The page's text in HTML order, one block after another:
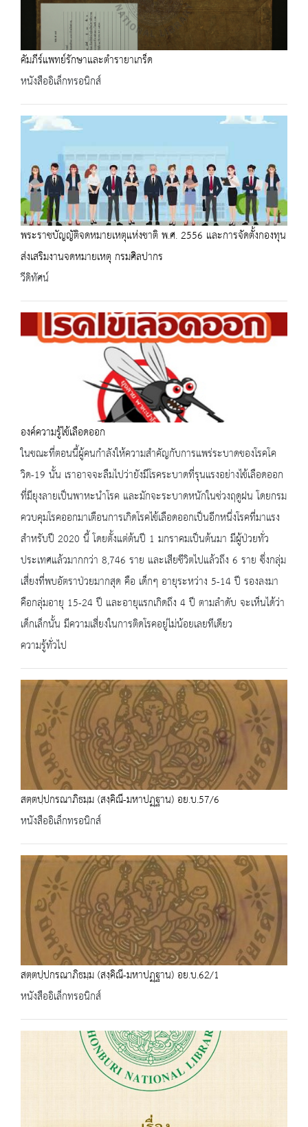
คัมภีร์แพทย์รักษาและตำรายาเกร็ด
หนังสืออิเล็กทรอนิกส์
พระราชบัญญัติจดหมายเหตุแห่งชาติ พ.ศ. 2556 และการจัดตั้งกองทุน
ส่งเสริมงานจดหมายเหตุ กรมศิลปากร
วีดิทัศน์
องค์ความรู้ไข้เลือดออก
ในขณะที่ตอนนี้ผู้คนกำลังให้ความสำคัญกับการแพร่ระบาดของโรคโค
วิด-19 นั้น เราอาจจะลืมไปว่ายังมีโรคระบาดที่รุนแรงอย่างไข้เลือดออก
ที่มียุงลายเป็นพาหะนำโรค และมักจะระบาดหนักในช่วงฤดูฝน โดยกรม
ควบคุมโรคออกมาเตือนการเกิดโรคไข้เลือดออกเป็นอีกหนึ่งโรคที่มาแรง
สำหรับปี 2020 นี้ โดยตั้งแต่ต้นปี 1 มกราคมเป็นต้นมา มีผู้ป่วยทั่ว
ประเทศแล้วมากกว่า 8,746 ราย และเสียชีวิตไปแล้วถึง 6 ราย ซึ่งกลุ่ม
เสี่ยงที่พบอัตราป่วยมากสุด คือ เด็กๆ อายุระหว่าง 5-14 ปี รองลงมา
คือกลุ่มอายุ 15-24 ปี และอายุแรกเกิดถึง 4 ปี ตามลำดับ จะเห็นได้ว่า
เด็กเล็กนั้น มีความเสี่ยงในการติดโรคอยู่ไม่น้อยเลยทีเดียว
ความรู้ทั่วไป
สตฺตปฺปกรณาภิธมฺม (สงฺคิณี-มหาปฏฺฐาน) อย.บ.57/6
หนังสืออิเล็กทรอนิกส์
สตฺตปฺปกรณาภิธมฺม (สงฺคิณี-มหาปฏฺฐาน) อย.บ.62/1
หนังสืออิเล็กทรอนิกส์